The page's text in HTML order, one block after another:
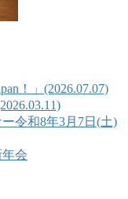
！」(2026.07.07)
令和8年3月7日(土)
会